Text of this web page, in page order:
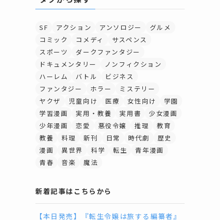
SF アクション アンソロジー
グルメ
コミック
コメディ
サスペンス
スポーツ
ダークファンタジー
ドキュメンタリー
ノンフィクション
ハーレム
バトル
ビジネス
ファンタジー
ホラー
ミステリー
ヤクザ
児童向け 医療 女性向け
学園
学習漫画
実用・教養 実用書
少女漫画
少年漫画
恋愛 悪役令嬢 推理
教育
教養
料理 新刊 日常 時代劇
歴史
漫画
異世界 科学 転生
青年漫画
青春
音楽 魔法
新着記事はこちらから
【本日発売】『転生令嬢は旅する編纂者』